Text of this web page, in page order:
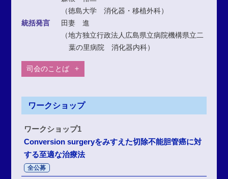
（徳島大学 消化器・移植外科）
統括発言
田妻 進
（地方独立行政法人広島県立病院機構県立二
葉の里病院 消化器内科）
司会のことば
ワークショップ
ワークショップ1
Conversion surgeryをみすえた切除不能胆管癌に対
する至適な治療法
全公募